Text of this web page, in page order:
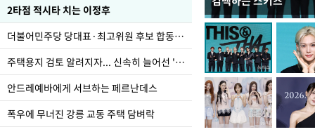
2타점 적시타 치는 이정후
더불어민주당 당대표·최고위원 후보 합동연설회
주택용지 검토 알려지자... 신속히 늘어선 '근조화환'
안드레예바에게 서브하는 페르난데스
폭우에 무너진 강릉 교동 주택 담벼락
이번주 국회에는 무